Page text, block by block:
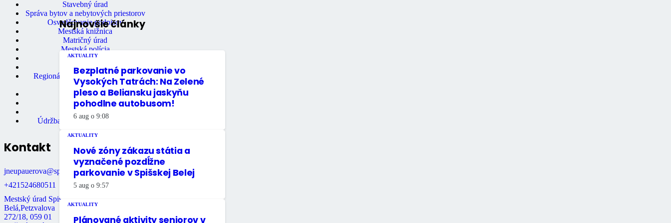
Najnovšie články
AKTUALITY
Bezplatné parkovanie vo
Vysokých Tatrách: Na Zelené
pleso a Beliansku jaskyňu
pohodlne autobusom!
6 aug o 9:08
AKTUALITY
Nové zóny zákazu státia a
vyznačené pozdĺžne
parkovanie v Spišskej Belej
5 aug o 9:57
AKTUALITY
Plánované aktivity seniorov v
Stavebný úrad
Správa bytov a nebytových priestorov
Osvedčovanie podpisov
Mestská knižnica
Matričný úrad
Mestská polícia
Miestne dane
Primátor mesta
Regionálne turistické informačné
centrum
Rozpočet mesta
Školstvo
Údržba bytov
Údržba nebytových priestorov
Kontakt
jneupauerova@spisskabela.sk
+421524680511
Mestský úrad Spišská
Belá,Petzvalova
272/18, 059 01